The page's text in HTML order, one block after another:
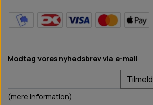
Modtag vores nyhedsbrev via e-mail
Tilmeld
(mere information)